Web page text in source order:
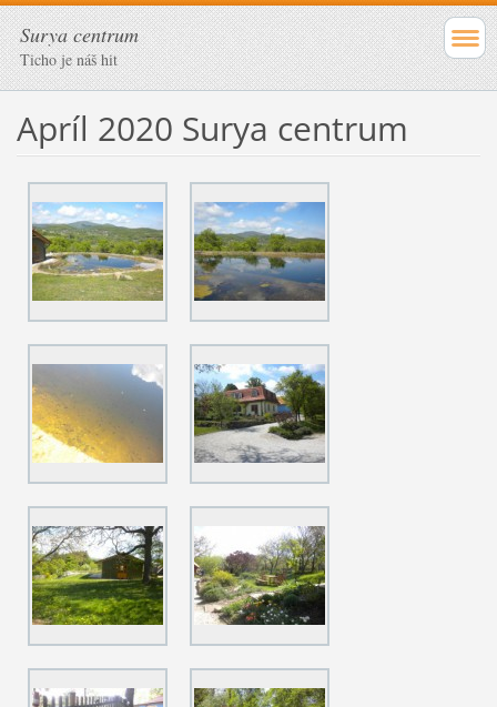
Surya centrum
Ticho je náš hit
Apríl 2020 Surya centrum